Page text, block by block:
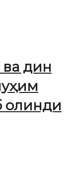
дин
олинди